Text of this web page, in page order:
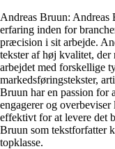
Andreas Bruun: Andreas
erfaring inden for
præcision i sit arbejde.
tekster af høj kvalitet, der
arbejdet med forskellige
markedsføringstekster,
Bruun har en passion for
engagerer og
effektivt for at levere det
Bruun som tekstforfatter
topklasse.